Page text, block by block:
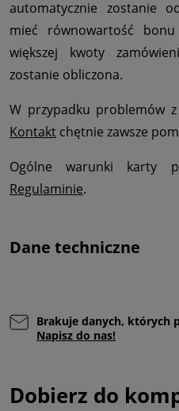
automatycznie zostanie
mieć równowartość
większej kwoty
zostanie obliczona.
W przypadku problemów
Kontakt chętnie zawsze
Ogólne warunki karty
Regulaminie.
Dane techniczne
Brakuje danych, których
Napisz do nas!
Dobierz do